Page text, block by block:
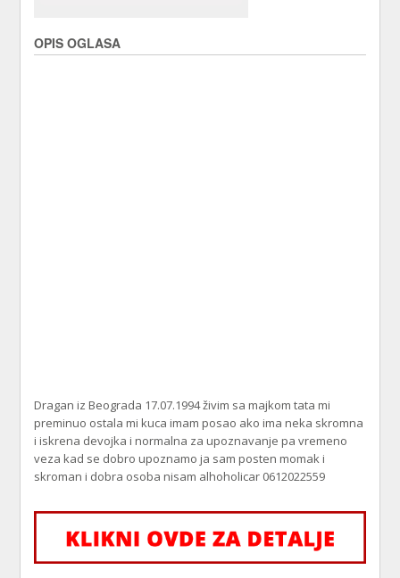
OPIS OGLASA
Dragan iz Beograda 17.07.1994 živim sa majkom tata mi
preminuo ostala mi kuca imam posao ako ima neka skromna
i iskrena devojka i normalna za upoznavanje pa vremeno
veza kad se dobro upoznamo ja sam posten momak i
skroman i dobra osoba nisam alhoholicar 0612022559